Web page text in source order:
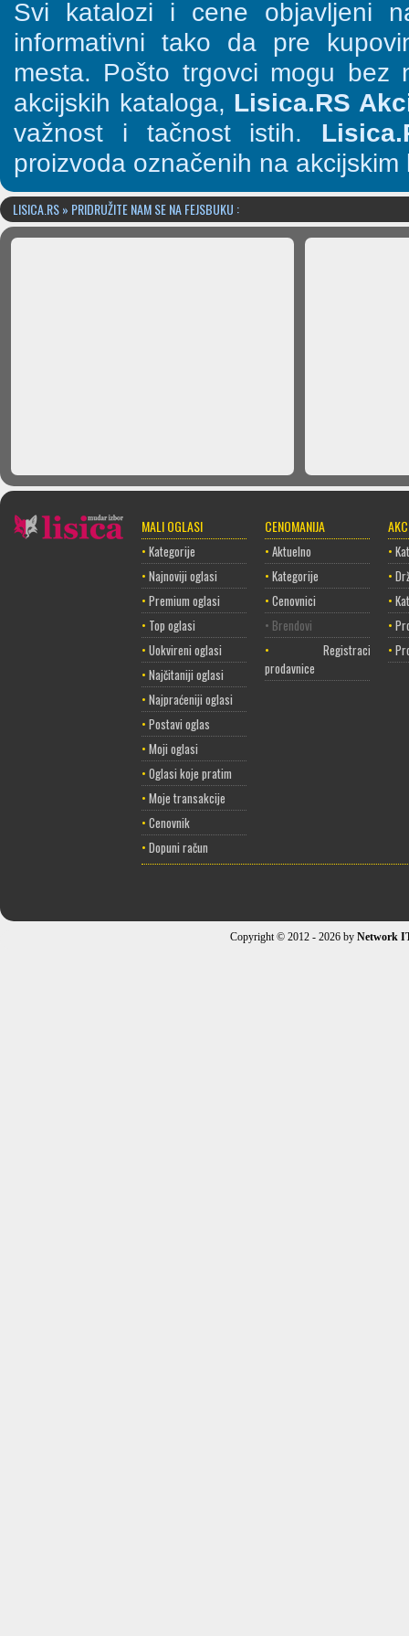
Svi katalozi i cene objavljeni
informativni tako da pre
mesta. Pošto trgovci mogu bez
akcijskih kataloga, Lisica.RS
važnost i tačnost istih.
proizvoda označenih na akcijskim
LISICA.RS » PRIDRUŽITE NAM SE NA FEJSBUKU :
MALI OGLASI
• Kategorije
• Najnoviji oglasi
• Premium oglasi
• Top oglasi
• Uokvireni oglasi
• Najčitaniji oglasi
• Najpraćeniji oglasi
• Postavi oglas
• Moji oglasi
• Oglasi koje pratim
• Moje transakcije
• Cenovnik
• Dopuni račun
CENOMANIJA
• Aktuelno
• Kategorije
• Cenovnici
• Brendovi
• Registracija
prodavnice
•
•
•
•
•
Copyright © 2012 - 2026 by Network